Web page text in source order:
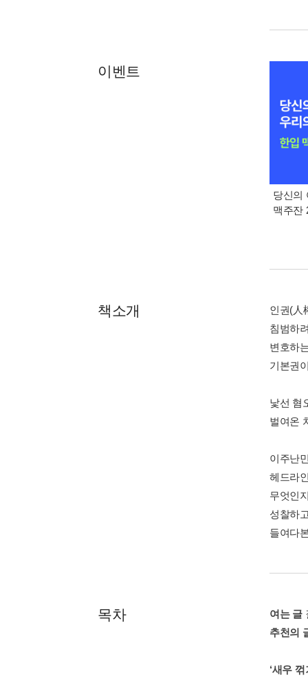
이벤트
당신의
맥주잔
책소개
인권(人
침범하
변호하
기본권
낯선 혐
벌여온
이주난
헤드라
무엇인
성찰하
들여다
목차 여는 글
추천의
‘새우